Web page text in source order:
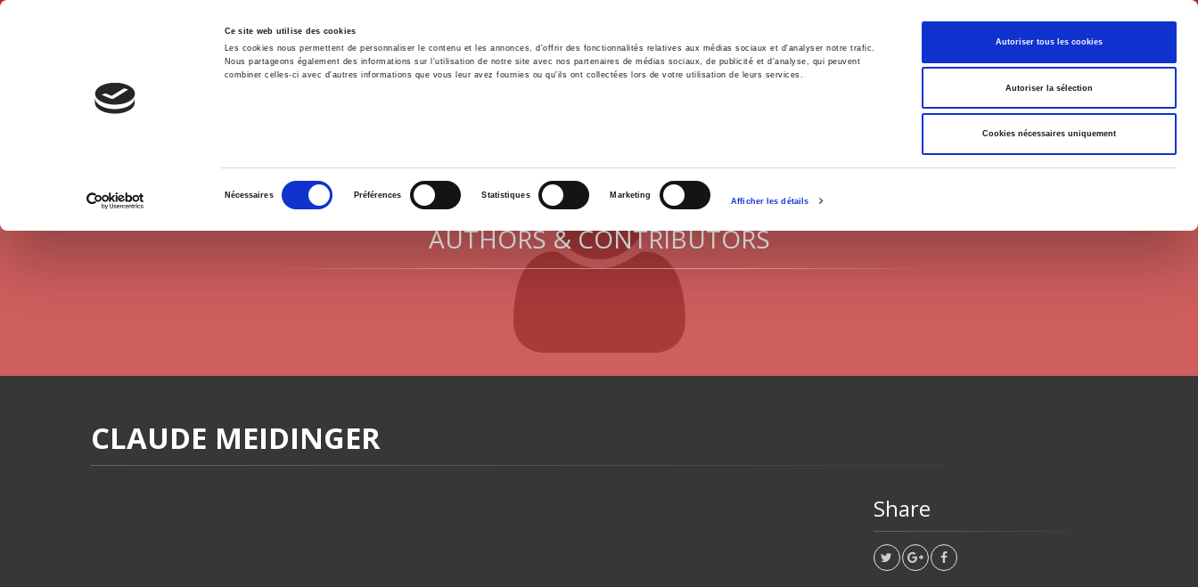
Ce site web utilise des cookies
Les cookies nous permettent de personnaliser le contenu et les annonces, d'offrir des fonctionnalités relatives aux médias sociaux et d'analyser notre trafic.
Nous partageons également des informations sur l'utilisation de notre site avec nos partenaires de médias sociaux, de publicité et d'analyse, qui peuvent
combiner celles-ci avec d'autres informations que vous leur avez fournies ou qu'ils ont collectées lors de votre utilisation de leurs services.
consentement
Nécessaires Préférences Statistiques Marketing
Afficher les détails
Autoriser tous les cookies
Autoriser la sélection
Cookies nécessaires uniquement
English
Home Environment History International Politics
AUTHORS & CONTRIBUTORS
CLAUDE MEIDINGER
Share